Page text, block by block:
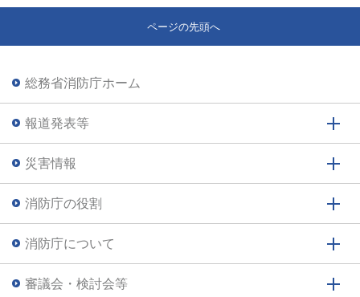
ページの先頭へ
総務省消防庁ホーム
報道発表等
災害情報
消防庁の役割
消防庁について
審議会・検討会等